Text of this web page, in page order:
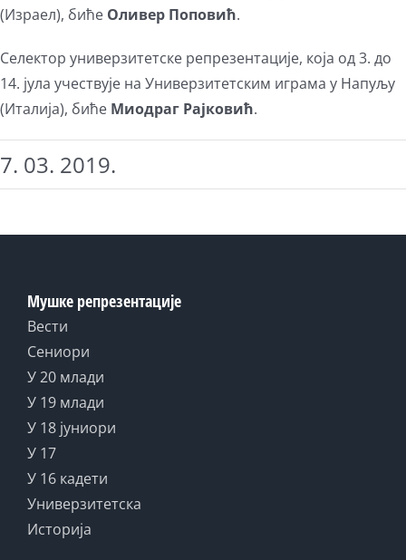
(Израел), биће Оливер Поповић.
Селектор универзитетске репрезентације, која од 3. до
14. јула учествује на Универзитетским играма у Напуљу
(Италија), биће Миодраг Рајковић.
7. 03. 2019.
Мушке репрезентације
Вести
Сениори
У 20 млади
У 19 млади
У 18 јуниори
У 17
У 16 кадети
Универзитетска
Историја